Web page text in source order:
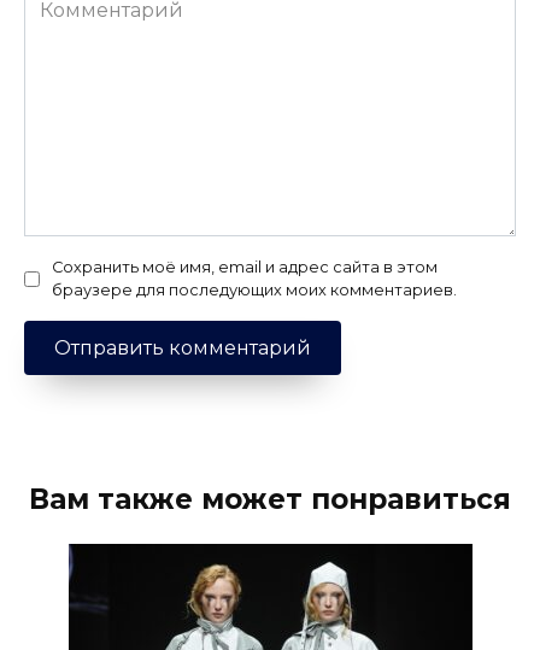
Сохранить моё имя, email и адрес сайта в этом
браузере для последующих моих комментариев.
Вам также может понравиться